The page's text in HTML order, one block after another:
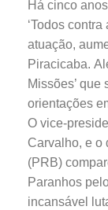
Há cinco
‘Todos
atuação,
Piracicaba.
Missões’
orientações
O vice-
Carvalho, e o
(PRB)
Paranhos
incansável